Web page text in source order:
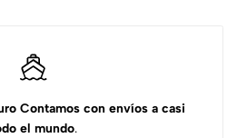
Contamos con envíos a casi
el mundo.